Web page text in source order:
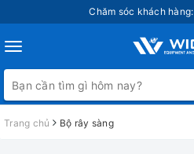
Chăm sóc khách hàng:
Toggle
navigation
Trang chủ Bộ rây sàng